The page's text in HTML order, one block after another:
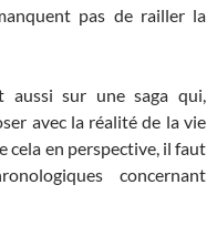
pas de railler la
aussi sur une saga qui,
avec la réalité de la vie
cela en perspective, il faut
concernant